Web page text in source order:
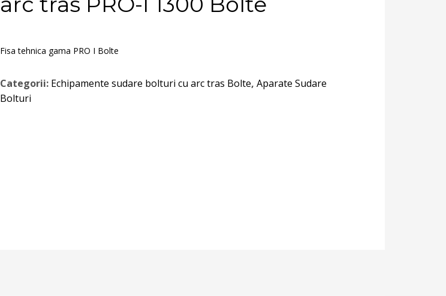
Fisa tehnica gama PRO I Bolte
Categorii: Echipamente sudare bolturi cu arc tras Bolte,Aparate Sudare
Bolturi